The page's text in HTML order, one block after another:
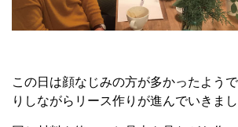
この日は顔なじみの方が多かったよう
りしながらリース作りが進んでいきまし